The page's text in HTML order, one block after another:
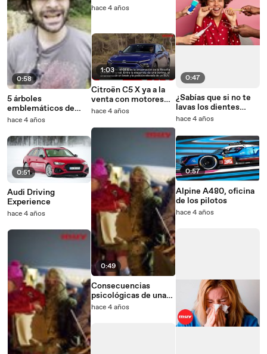
0:58
5 árboles
emblemáticos de
España
hace 4 años
0:51
Audi Driving
Experience
hace 4 años
hace 4 años
1:03
Citroën C5 X ya a la
venta con motores
gasolina e híbrido
hace 4 años
0:49
Consecuencias
psicológicas de una
guerra como la de
hace 4 años
0:47
¿Sabías que si no te
lavas los dientes
puedes tener más
hace 4 años
0:57
Alpine A480, oficina
de los pilotos
hace 4 años